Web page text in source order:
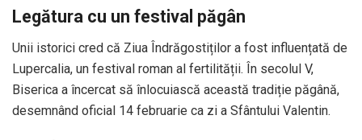
Legătura cu un festival păgân
Unii istorici cred că Ziua Îndrăgostiților a fost influențată de
Lupercalia, un festival roman al fertilității. În secolul V,
Biserica a încercat să înlocuiască această tradiție păgână,
desemnând oficial 14 februarie ca zi a Sfântului Valentin.